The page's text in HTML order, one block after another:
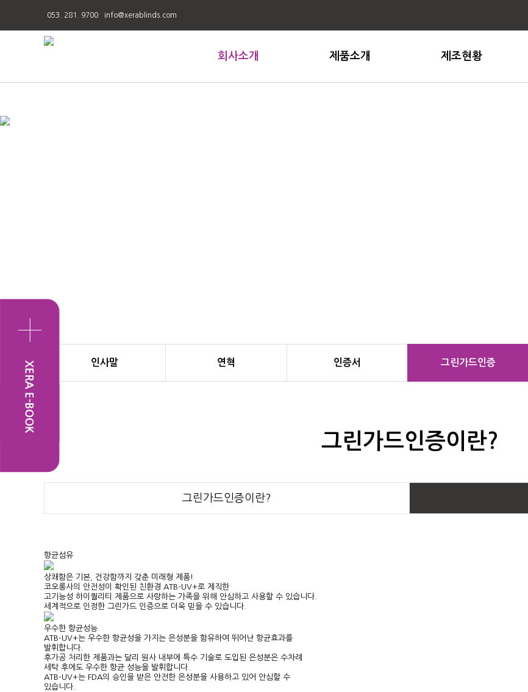
053. 281. 9700 info@xerablinds.com
회사소개 제품소개 제조현황
인사말 연혁 인증서 그린가드인증
그린가드인증이란?
그린가드인증이란?
항균섬유
상쾌함은 기본, 건강함까지 갖춘 미래형 제품!
코오롱사의 안전성이 확인된 친환경 ATB-UV+로 제직한
고기능성 하이퀄리티 제품으로 사랑하는 가족을 위해 안심하고 사용할 수 있습니다.
세계적으로 인정한 그린가드 인증으로 더욱 믿을 수 있습니다.
우수한 항균성능
ATB-UV+는 우수한 항균성을 가지는 은성분을 함유하여 뛰어난 항균효과를
발휘합니다.
후가공 처리한 제품과는 달리 원사 내부에 특수 기술로 도입된 은성분은 수차례
세탁 후에도 우수한 항균 성능을 발휘합니다.
ATB-UV+는 FDA의 승인을 받은 안전한 은성분을 사용하고 있어 안심할 수
있습니다.